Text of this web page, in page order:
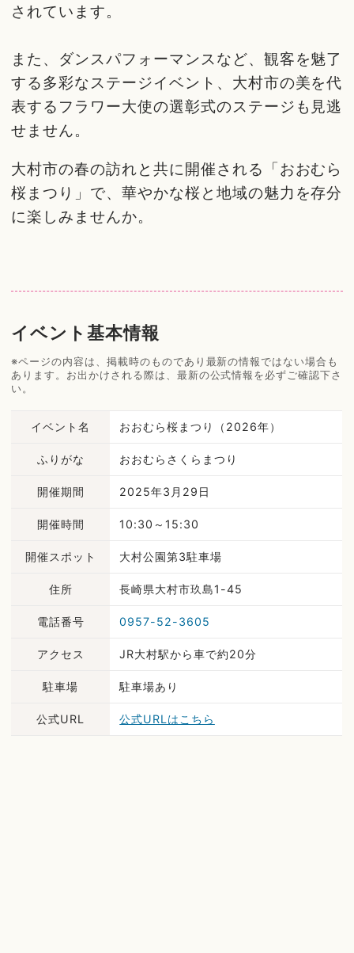
されています。
また、ダンスパフォーマンスなど、観客を魅了
する多彩なステージイベント、大村市の美を代
表するフラワー大使の選彰式のステージも見逃
せません。
大村市の春の訪れと共に開催される「おおむら
桜まつり」で、華やかな桜と地域の魅力を存分
に楽しみませんか。
イベント基本情報
※ページの内容は、掲載時のものであり最新の情報ではない場合も
あります。お出かけされる際は、最新の公式情報を必ずご確認下さ
い。
イベント名 おおむら桜まつり（2026年）
ふりがな おおむらさくらまつり
開催期間 2025年3月29日
開催時間 10:30～15:30
開催スポット 大村公園第3駐車場
住所 長崎県大村市玖島1-45
電話番号 0957-52-3605
アクセス JR大村駅から車で約20分
駐車場 駐車場あり
公式URL 公式URLはこちら